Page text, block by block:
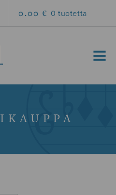
0.00 € 0 tuotetta
MENU